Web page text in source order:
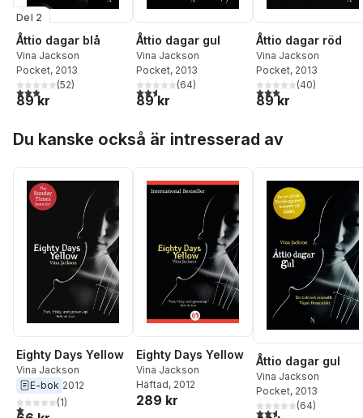
Del 2
Åttio dagar blå
Vina Jackson
Pocket, 2013
2,9utav 5 stjärnor. Totalt antal röster:
(52)
89 kr
Åttio dagar gul
Vina Jackson
Pocket, 2013
2,6utav 5 stjärnor. Totalt antal röster:
(64)
89 kr
Åttio dagar röd
Vina Jackson
Pocket, 2013
3,0utav 5 stjärnor.
(40)
89 kr
Du kanske också är intresserad av
Eighty Days Yellow
Vina Jackson
E-bok 2012
1,0utav 5 stjärnor. Totalt antal röster:
(1)
Eighty Days Yellow
Vina Jackson
Häftad, 2012
289 kr
Åttio dagar gul
Vina Jackson
Pocket, 2013
2,6utav 5 stjärnor.
(64)